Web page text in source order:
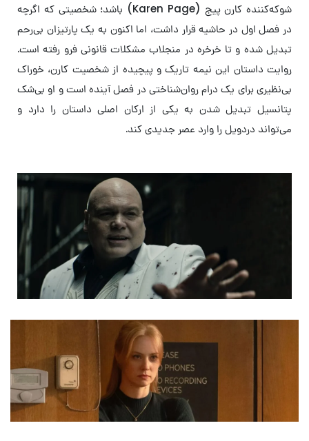
شوکه‌کننده کارن پیج (Karen Page) باشد؛ شخصیتی که اگرچه
در فصل اول در حاشیه قرار داشت، اما اکنون به یک پارتیزان بی‌رحم
تبدیل شده و تا خرخره در منجلاب مشکلات قانونی فرو رفته است.
روایت داستان این نیمه تاریک و پیچیده از شخصیت کارن، خوراک
بی‌نظیری برای یک درام روان‌شناختی در فصل آینده است و او بی‌شک
پتانسیل تبدیل شدن به یکی از ارکان اصلی داستان را دارد و
می‌تواند دردویل را وارد عصر جدیدی کند.